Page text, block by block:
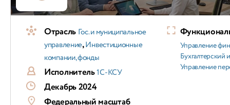
Отрасль Гос. и муниципальное
управление,Инвестиционные
компании, фонды
Исполнитель1С-КСУ
Декабрь 2024
Федеральный масштаб
Управление
Бухгалтерский
Управление